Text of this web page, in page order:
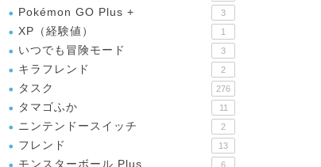
Pokémon GO Plus + 3
XP（経験値） 1
いつでも冒険モード 3
キラフレンド 2
タスク 276
タマゴふか 11
ニンテンドースイッチ 2
フレンド 13
モンスターボール Plus 6